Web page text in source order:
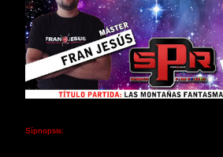
Sípnopsis: